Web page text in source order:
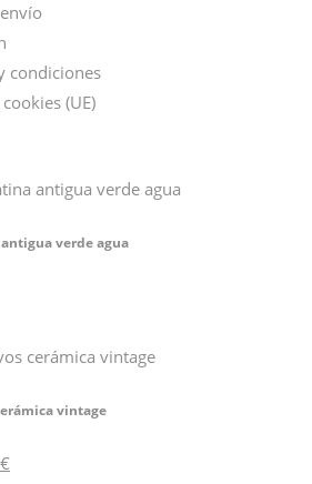
condiciones
(UE)
verde agua
vintage
€precio